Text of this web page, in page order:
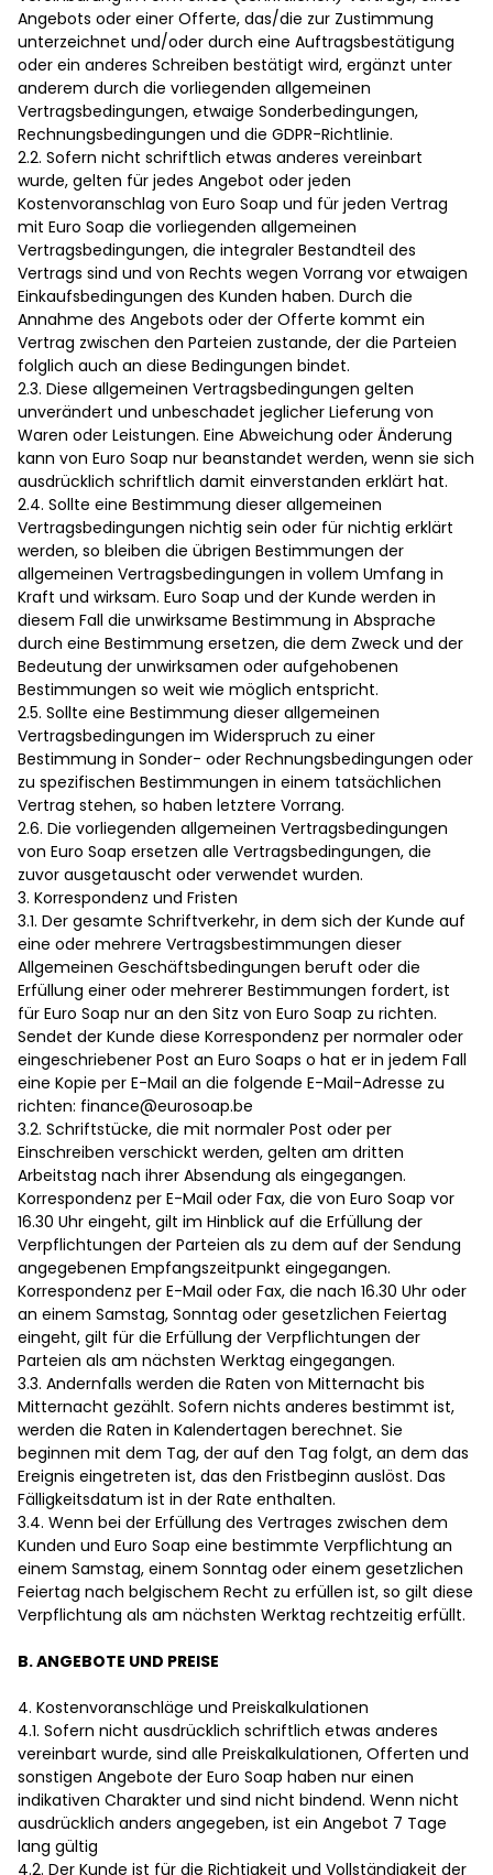
Angebots oder einer Offerte, das/die zur Zustimmung
unterzeichnet und/oder durch eine Auftragsbestätigung
oder ein anderes Schreiben bestätigt wird, ergänzt unter
anderem durch die vorliegenden allgemeinen
Vertragsbedingungen, etwaige Sonderbedingungen,
Rechnungsbedingungen und die GDPR-Richtlinie.
2.2. Sofern nicht schriftlich etwas anderes vereinbart
wurde, gelten für jedes Angebot oder jeden
Kostenvoranschlag von Euro Soap und für jeden Vertrag
mit Euro Soap die vorliegenden allgemeinen
Vertragsbedingungen, die integraler Bestandteil des
Vertrags sind und von Rechts wegen Vorrang vor etwaigen
Einkaufsbedingungen des Kunden haben. Durch die
Annahme des Angebots oder der Offerte kommt ein
Vertrag zwischen den Parteien zustande, der die Parteien
folglich auch an diese Bedingungen bindet.
2.3. Diese allgemeinen Vertragsbedingungen gelten
unverändert und unbeschadet jeglicher Lieferung von
Waren oder Leistungen. Eine Abweichung oder Änderung
kann von Euro Soap nur beanstandet werden, wenn sie sich
ausdrücklich schriftlich damit einverstanden erklärt hat.
2.4. Sollte eine Bestimmung dieser allgemeinen
Vertragsbedingungen nichtig sein oder für nichtig erklärt
werden, so bleiben die übrigen Bestimmungen der
allgemeinen Vertragsbedingungen in vollem Umfang in
Kraft und wirksam. Euro Soap und der Kunde werden in
diesem Fall die unwirksame Bestimmung in Absprache
durch eine Bestimmung ersetzen, die dem Zweck und der
Bedeutung der unwirksamen oder aufgehobenen
Bestimmungen so weit wie möglich entspricht.
2.5. Sollte eine Bestimmung dieser allgemeinen
Vertragsbedingungen im Widerspruch zu einer
Bestimmung in Sonder- oder Rechnungsbedingungen oder
zu spezifischen Bestimmungen in einem tatsächlichen
Vertrag stehen, so haben letztere Vorrang.
2.6. Die vorliegenden allgemeinen Vertragsbedingungen
von Euro Soap ersetzen alle Vertragsbedingungen, die
zuvor ausgetauscht oder verwendet wurden.
3. Korrespondenz und Fristen
3.1. Der gesamte Schriftverkehr, in dem sich der Kunde auf
eine oder mehrere Vertragsbestimmungen dieser
Allgemeinen Geschäftsbedingungen beruft oder die
Erfüllung einer oder mehrerer Bestimmungen fordert, ist
für Euro Soap nur an den Sitz von Euro Soap zu richten.
Sendet der Kunde diese Korrespondenz per normaler oder
eingeschriebener Post an Euro Soaps o hat er in jedem Fall
eine Kopie per E-Mail an die folgende E-Mail-Adresse zu
richten: finance@eurosoap.be
3.2. Schriftstücke, die mit normaler Post oder per
Einschreiben verschickt werden, gelten am dritten
Arbeitstag nach ihrer Absendung als eingegangen.
Korrespondenz per E-Mail oder Fax, die von Euro Soap vor
16.30 Uhr eingeht, gilt im Hinblick auf die Erfüllung der
Verpflichtungen der Parteien als zu dem auf der Sendung
angegebenen Empfangszeitpunkt eingegangen.
Korrespondenz per E-Mail oder Fax, die nach 16.30 Uhr oder
an einem Samstag, Sonntag oder gesetzlichen Feiertag
eingeht, gilt für die Erfüllung der Verpflichtungen der
Parteien als am nächsten Werktag eingegangen.
3.3. Andernfalls werden die Raten von Mitternacht bis
Mitternacht gezählt. Sofern nichts anderes bestimmt ist,
werden die Raten in Kalendertagen berechnet. Sie
beginnen mit dem Tag, der auf den Tag folgt, an dem das
Ereignis eingetreten ist, das den Fristbeginn auslöst. Das
Fälligkeitsdatum ist in der Rate enthalten.
3.4. Wenn bei der Erfüllung des Vertrages zwischen dem
Kunden und Euro Soap eine bestimmte Verpflichtung an
einem Samstag, einem Sonntag oder einem gesetzlichen
Feiertag nach belgischem Recht zu erfüllen ist, so gilt diese
Verpflichtung als am nächsten Werktag rechtzeitig erfüllt.
B. ANGEBOTE UND PREISE
4. Kostenvoranschläge und Preiskalkulationen
4.1. Sofern nicht ausdrücklich schriftlich etwas anderes
vereinbart wurde, sind alle Preiskalkulationen, Offerten und
sonstigen Angebote der Euro Soap haben nur einen
indikativen Charakter und sind nicht bindend. Wenn nicht
ausdrücklich anders angegeben, ist ein Angebot 7 Tage
lang gültig
4.2. Der Kunde ist für die Richtigkeit und Vollständigkeit der